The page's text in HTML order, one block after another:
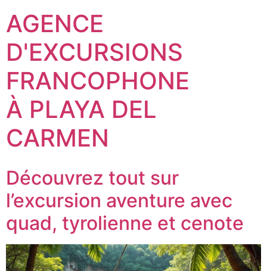
AGENCE
D'EXCURSIONS
FRANCOPHONE
À PLAYA DEL
CARMEN
Découvrez tout sur
l’excursion aventure avec
quad, tyrolienne et cenote